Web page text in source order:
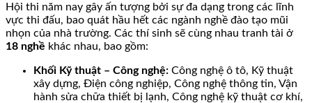
Hội thi năm nay gây ấn tượng bởi sự đa dạng trong các lĩnh
vực thi đấu, bao quát hầu hết các ngành nghề đào tạo mũi
nhọn của nhà trường. Các thí sinh sẽ cùng nhau tranh tài ở
18 nghề khác nhau, bao gồm:
Khối Kỹ thuật – Công nghệ: Công nghệ ô tô, Kỹ thuật
xây dựng, Điện công nghiệp, Công nghệ thông tin, Vận
hành sửa chữa thiết bị lạnh, Công nghệ kỹ thuật cơ khí,